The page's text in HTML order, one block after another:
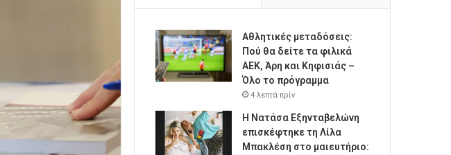
Αθλητικές μεταδόσεις:
Πού θα δείτε τα φιλικά
ΑΕΚ, Άρη και Κηφισιάς –
Όλο το πρόγραμμα
4 λεπτά πρίν
Η Νατάσα Εξηνταβελώνη
επισκέφτηκε τη Λίλα
Μπακλέση στο μαιευτήριο: